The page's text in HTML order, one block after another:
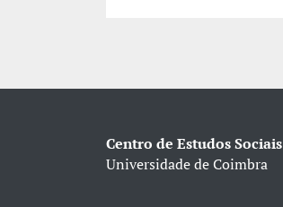
Centro de Estudos Sociais
Universidade de Coimbra